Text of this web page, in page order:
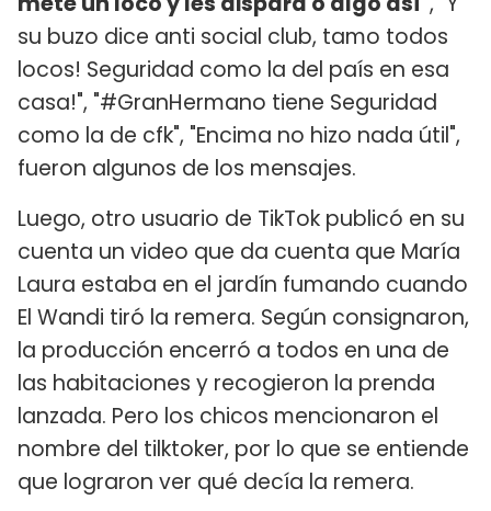
su buzo dice anti social club, tamo todos
locos! Seguridad como la del país en esa
casa!", "#GranHermano tiene Seguridad
como la de cfk", "Encima no hizo nada útil",
fueron algunos de los mensajes.
Luego, otro usuario de TikTok publicó en su
cuenta un video que da cuenta que María
Laura estaba en el jardín fumando cuando
El Wandi tiró la remera. Según consignaron,
la producción encerró a todos en una de
las habitaciones y recogieron la prenda
lanzada. Pero los chicos mencionaron el
nombre del tilktoker, por lo que se entiende
que lograron ver qué decía la remera.